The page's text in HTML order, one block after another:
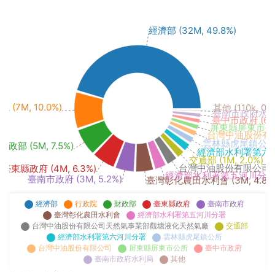
經濟部 (32M, 49.8%)
(7M, 10.0%)
財政部 (5M, 7.5%)
臺東縣政府 (4M, 6.3%)
臺南市政府 (3M, 5.2%)
臺灣彰化農田水利會 (3M,
經濟部水利署第五河川分
台灣中油股份有限公
交通部 (1M, 2.0%)
經濟部水利署第六
雲林縣虎尾鎮公
台灣中油股份有
屏東縣屏東市
臺中市政府
臺南市政府水
其他 (110k,
經濟部 行政院 財政部 臺東縣政府
臺南市政府
臺灣彰化農田水利會
經濟部水利署第五河川分署
台灣中油股份有限公司天然氣事業部觀塘液化天然氣廠
交通部
經濟部水利署第六河川分署
雲林縣虎尾鎮公所
台灣中油股份有限公司
屏東縣屏東市公所
臺中市政府
臺南市政府水利局
其他